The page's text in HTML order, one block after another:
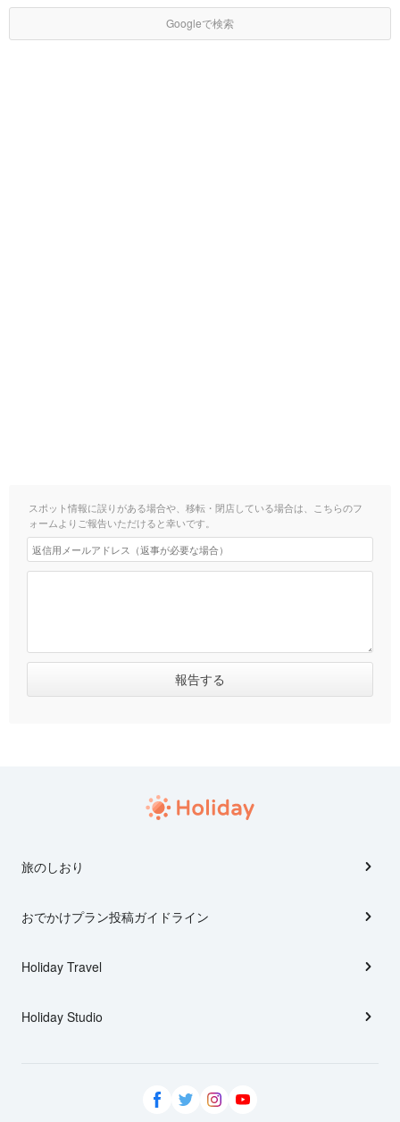
Googleで検索
スポット情報に誤りがある場合や、移転・閉店している場合は、こちらのフ
ォームよりご報告いただけると幸いです。
旅のしおり
おでかけプラン投稿ガイドライン
Holiday Travel
Holiday Studio